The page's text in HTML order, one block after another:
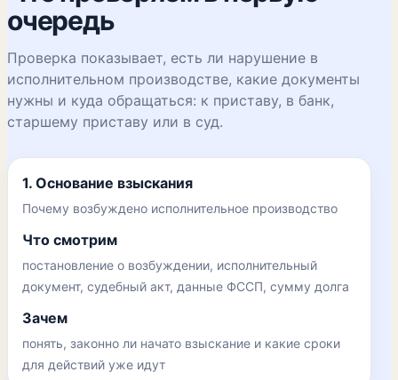
очередь
Проверка показывает, есть ли нарушение в
исполнительном производстве, какие документы
нужны и куда обращаться: к приставу, в банк,
старшему приставу или в суд.
1. Основание взыскания
Почему возбуждено исполнительное производство
Что смотрим
постановление о возбуждении, исполнительный
документ, судебный акт, данные ФССП, сумму долга
Зачем
понять, законно ли начато взыскание и какие сроки
для действий уже идут